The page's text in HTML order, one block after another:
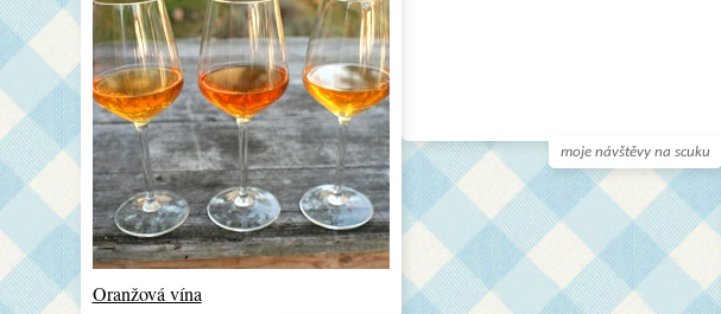
moje návštěvy na scuku
Oranžová vína